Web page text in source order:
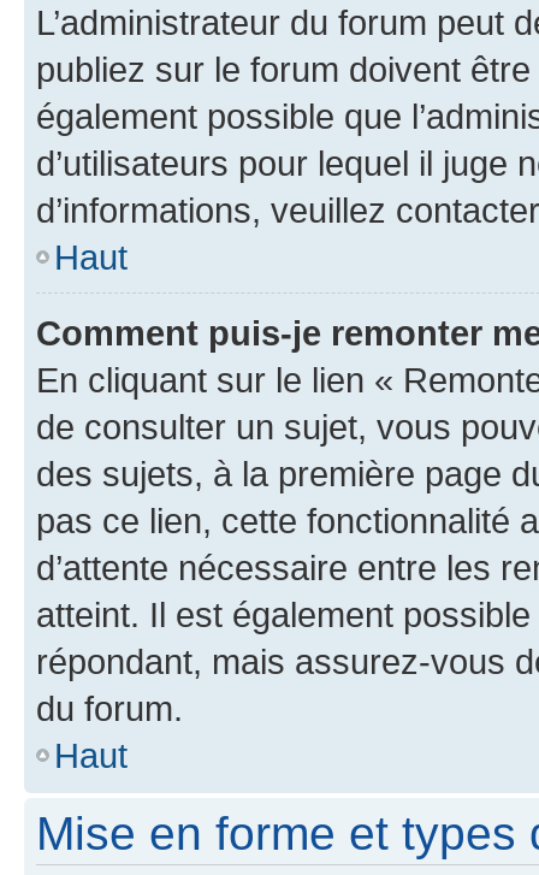
L’administrateur du forum peut
publiez sur le forum doivent
également possible que
d’utilisateurs pour lequel il juge
d’informations, veuillez
Haut
Comment puis-je remonter
En cliquant sur le lien «
de consulter un sujet, vous
des sujets, à la première page
pas ce lien, cette fonctionnalité
d’attente nécessaire entre les
atteint. Il est également
répondant, mais assurez-vous
du forum.
Haut
Mise en forme et types